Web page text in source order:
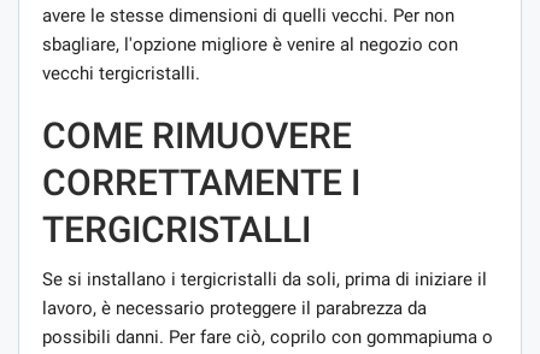
avere le stesse dimensioni di quelli vecchi. Per non
sbagliare, l'opzione migliore è venire al negozio con
vecchi tergicristalli.
COME RIMUOVERE
CORRETTAMENTE I
TERGICRISTALLI
Se si installano i tergicristalli da soli, prima di iniziare il
lavoro, è necessario proteggere il parabrezza da
possibili danni. Per fare ciò, coprilo con gommapiuma o